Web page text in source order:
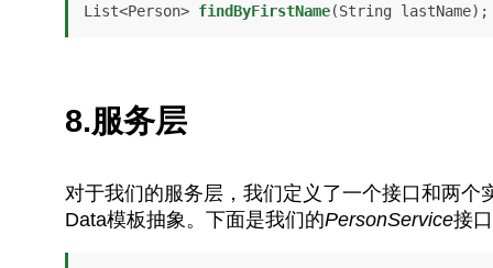
List<Person> findByFirstName(String lastName) ;
8.服务层
对于我们的服务层，我们定义了一个接口和两
Data模板抽象。下面是我们的PersonService接